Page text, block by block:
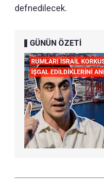
defnedilecek.
GÜNÜN ÖZETİ